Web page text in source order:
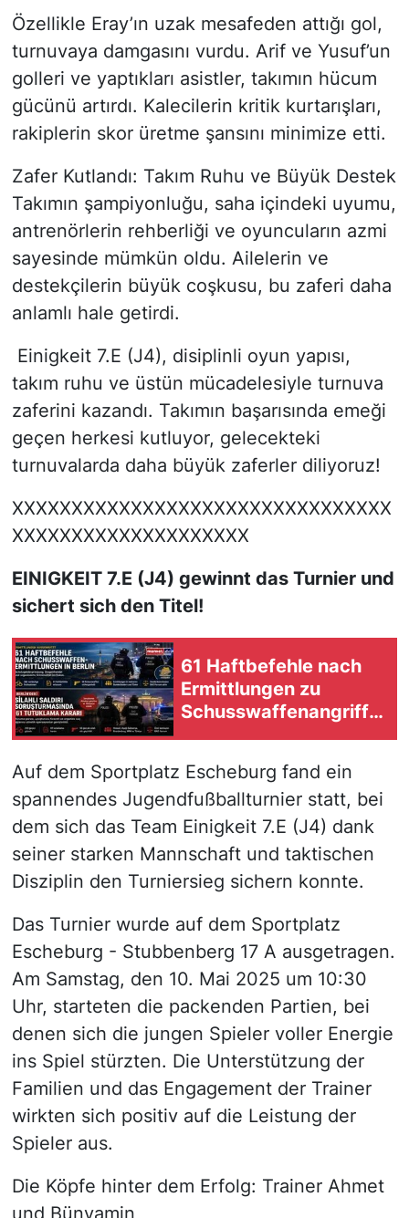
Özellikle Eray’ın uzak mesafeden attığı gol,
turnuvaya damgasını vurdu. Arif ve Yusuf’un
golleri ve yaptıkları asistler, takımın hücum
gücünü artırdı. Kalecilerin kritik kurtarışları,
rakiplerin skor üretme şansını minimize etti.
Zafer Kutlandı: Takım Ruhu ve Büyük Destek
Takımın şampiyonluğu, saha içindeki uyumu,
antrenörlerin rehberliği ve oyuncuların azmi
sayesinde mümkün oldu. Ailelerin ve
destekçilerin büyük coşkusu, bu zaferi daha
anlamlı hale getirdi.
Einigkeit 7.E (J4), disiplinli oyun yapısı,
takım ruhu ve üstün mücadelesiyle turnuva
zaferini kazandı. Takımın başarısında emeği
geçen herkesi kutluyor, gelecekteki
turnuvalarda daha büyük zaferler diliyoruz!
XXXXXXXXXXXXXXXXXXXXXXXXXXXXXXXX
XXXXXXXXXXXXXXXXXXXX
EINIGKEIT 7.E (J4) gewinnt das Turnier und
sichert sich den Titel!
61 Haftbefehle nach
Ermittlungen zu
Schusswaffenangriffe
n in Berlin
Auf dem Sportplatz Escheburg fand ein
spannendes Jugendfußballturnier statt, bei
dem sich das Team Einigkeit 7.E (J4) dank
seiner starken Mannschaft und taktischen
Disziplin den Turniersieg sichern konnte.
Das Turnier wurde auf dem Sportplatz
Escheburg - Stubbenberg 17 A ausgetragen.
Am Samstag, den 10. Mai 2025 um 10:30
Uhr, starteten die packenden Partien, bei
denen sich die jungen Spieler voller Energie
ins Spiel stürzten. Die Unterstützung der
Familien und das Engagement der Trainer
wirkten sich positiv auf die Leistung der
Spieler aus.
Die Köpfe hinter dem Erfolg: Trainer Ahmet